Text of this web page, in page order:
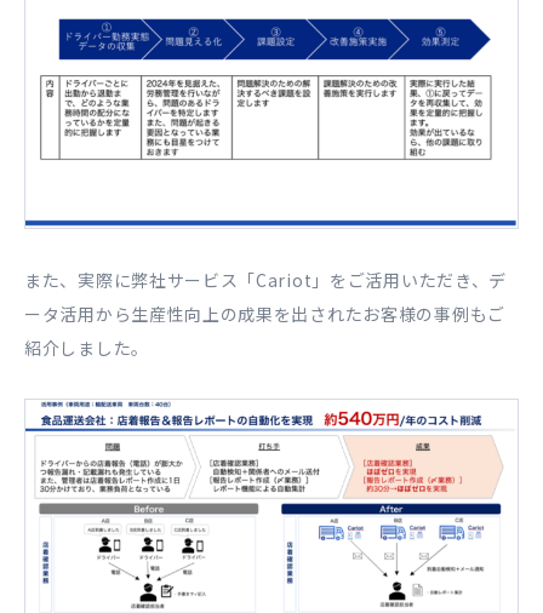
また、実際に弊社サービス「Cariot」をご活用いただき、デ
ータ活用から生産性向上の成果を出されたお客様の事例もご
紹介しました。